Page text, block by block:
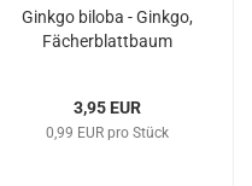
Ginkgo biloba - Ginkgo,
Fächerblattbaum
3,95 EUR
0,99 EUR pro Stück